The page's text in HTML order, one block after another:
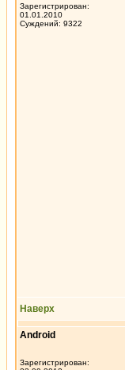
Зарегистрирован:
01.01.2010
Суждений: 9322
Наверх
Android
Зарегистрирован: